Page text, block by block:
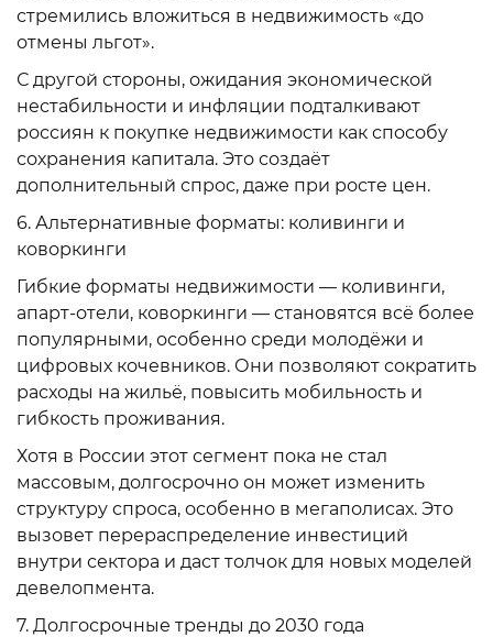
стремились вложиться в недвижимость «до
отмены льгот».
С другой стороны, ожидания экономической
нестабильности и инфляции подталкивают
россиян к покупке недвижимости как способу
сохранения капитала. Это создаёт
дополнительный спрос, даже при росте цен.
6. Альтернативные форматы: коливинги и
коворкинги
Гибкие форматы недвижимости — коливинги,
апарт-отели, коворкинги — становятся всё более
популярными, особенно среди молодёжи и
цифровых кочевников. Они позволяют сократить
расходы на жильё, повысить мобильность и
гибкость проживания.
Хотя в России этот сегмент пока не стал
массовым, долгосрочно он может изменить
структуру спроса, особенно в мегаполисах. Это
вызовет перераспределение инвестиций
внутри сектора и даст толчок для новых моделей
девелопмента.
7. Долгосрочные тренды до 2030 года